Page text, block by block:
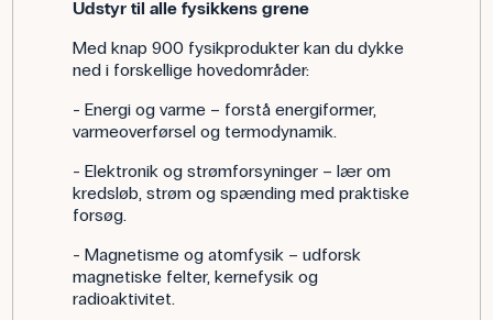
Udstyr til alle fysikkens grene
Med knap 900 fysikprodukter kan du dykke
ned i forskellige hovedområder:
- Energi og varme – forstå energiformer,
varmeoverførsel og termodynamik.
- Elektronik og strømforsyninger – lær om
kredsløb, strøm og spænding med praktiske
forsøg.
- Magnetisme og atomfysik – udforsk
magnetiske felter, kernefysik og
radioaktivitet.